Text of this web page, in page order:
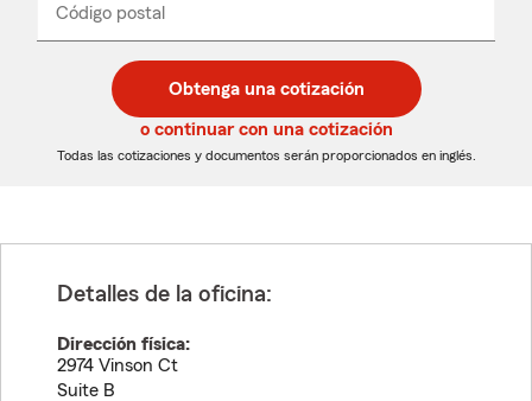
desplegable
Código postal
de
5
dígitos
de
5
dígitos
_____
Obtenga una cotización
o continuar con una cotización
Todas las cotizaciones y documentos serán proporcionados en inglés.
Detalles de la oficina:
Dirección física:
2974 Vinson Ct
Suite B